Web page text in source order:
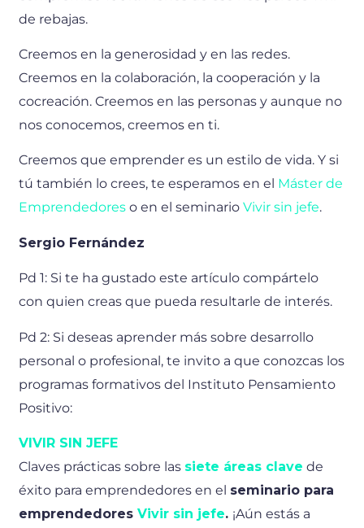
de rebajas.
Creemos en la generosidad y en las redes.
Creemos en la colaboración, la cooperación y la
cocreación. Creemos en las personas y aunque no
nos conocemos, creemos en ti.
Creemos que emprender es un estilo de vida. Y si
tú también lo crees, te esperamos en el Máster de
Emprendedores o en el seminarioVivir sin jefe.
Sergio Fernández
Pd 1: Si te ha gustado este artículo compártelo
con quien creas que pueda resultarle de interés.
Pd 2: Si deseas aprender más sobre desarrollo
personal o profesional, te invito a que conozcas los
programas formativos del Instituto Pensamiento
Positivo:
VIVIR SIN JEFE
Claves prácticas sobre las siete áreas clave de
éxito para emprendedores en el seminario para
emprendedoresVivir sin jefe. ¡Aún estás a